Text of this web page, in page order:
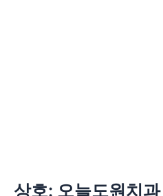
상호: 오늘도원치